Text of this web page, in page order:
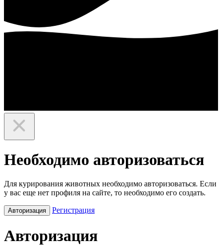
Необходимо авторизоваться
Для курирования животных необходимо авторизоваться. Если
у вас еще нет профиля на сайте, то необходимо его создать.
Авторизация Регистрация
Авторизация